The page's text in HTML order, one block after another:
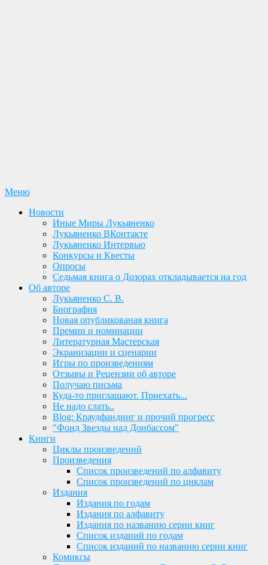
Перейти
содержимому
Меню
Новости
Иные Миры Лукьяненко
Лукьяненко ВКонтакте
Лукьяненко Интервью
Конкурсы и Квесты
Опросы
Седьмая книга о Дозорах откладывается на год
Об авторе
Лукьяненко С. В.
Биография
Новая опубликованая книга
Премии и номинации
Литературная Мастерская
Экранизации и сценарии
Игры по произведениям
Отзывы и Рецензии об авторе
Получаю письма
Куда-то приглашают. Приехать...
Не надо слать..
Blog: Краудфандинг и прочий прогресс
"Фонд Звезды над Донбассом"
Книги
Циклы произведений
Произведения
Список произведений по алфавиту
Список произведений по циклам
Издания
Издания по годам
Издания по алфавиту
Издания по названию серии книг
Список изданий по годам
Список изданий по названию серии книг
Комиксы